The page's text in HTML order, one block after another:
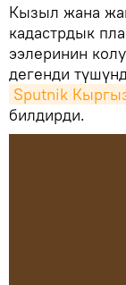
Кызыл жана
кадастрдык
ээлеринин
дегенди
Sputnik
билдирди.